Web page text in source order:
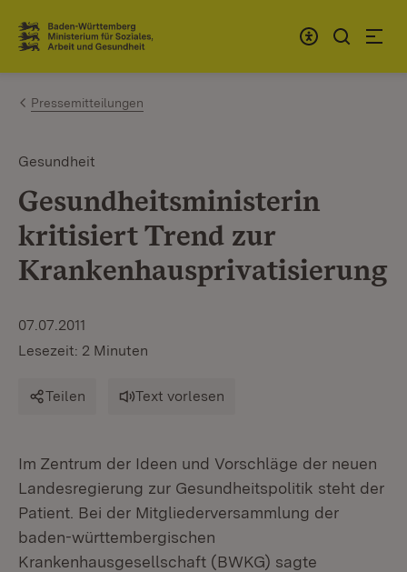
Zum Inhalt springen
Link zur Startseite
Pressemitteilungen
Gesundheit
Gesundheitsministerin
kritisiert Trend zur
Krankenhausprivatisierung
07.07.2011
Lesezeit: 2 Minuten
Teilen Text vorlesen
Im Zentrum der Ideen und Vorschläge der neuen
Landesregierung zur Gesundheitspolitik steht der
Patient. Bei der Mitgliederversammlung der
baden-württembergischen
Krankenhausgesellschaft (BWKG) sagte